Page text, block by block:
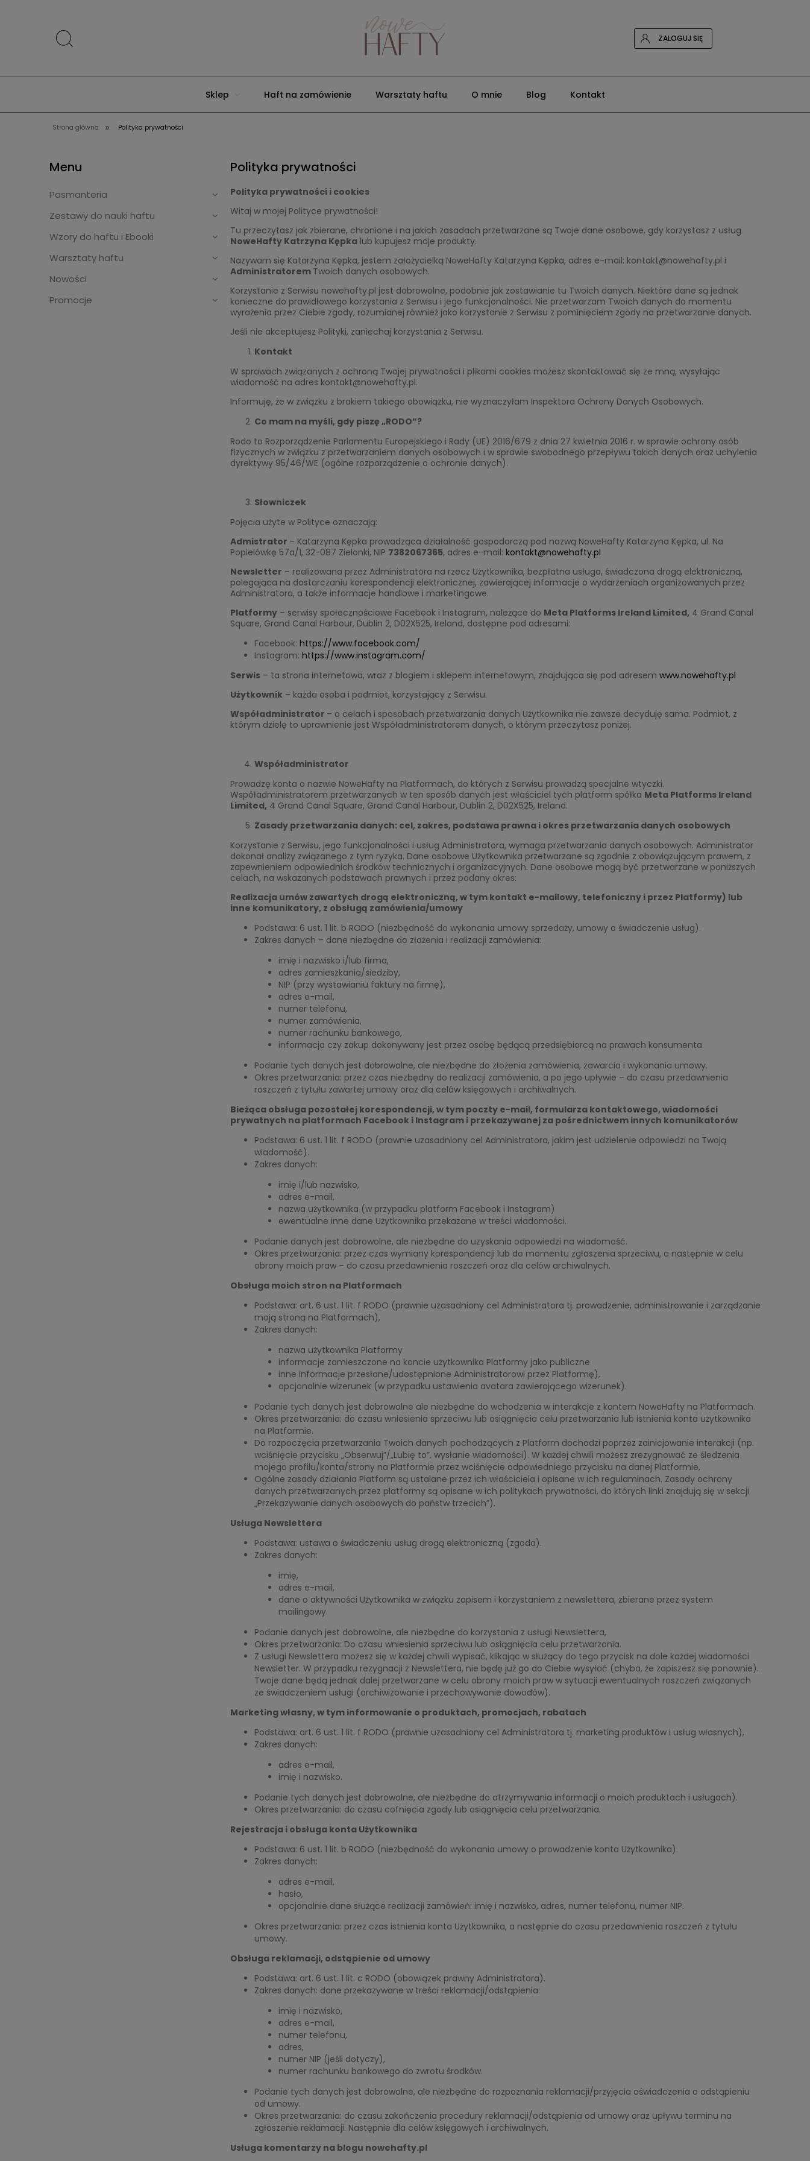
ZALOGUJ SIĘ
Sklep Haft na zamówienie Warsztaty haftu O mnie Blog Kontakt
Strona główna » Polityka prywatności
Menu
Pasmanteria
Zestawy do nauki haftu
Wzory do haftu i Ebooki
Warsztaty haftu
Nowości
Promocje
Polityka prywatności
Polityka prywatności i cookies
Witaj w mojej Polityce prywatności!
Tu przeczytasz jak zbierane, chronione i na jakich zasadach przetwarzane są Twoje dane osobowe, gdy korzystasz z usług
NoweHafty Katrzyna Kępka lub kupujesz moje produkty.
Nazywam się Katarzyna Kępka, jestem założycielką NoweHafty Katarzyna Kępka, adres e-mail: kontakt@nowehafty.pl i
Administratorem Twoich danych osobowych.
Korzystanie z Serwisu nowehafty.pl jest dobrowolne, podobnie jak zostawianie tu Twoich danych. Niektóre dane są jednak
konieczne do prawidłowego korzystania z Serwisu i jego funkcjonalności. Nie przetwarzam Twoich danych do momentu
wyrażenia przez Ciebie zgody, rozumianej również jako korzystanie z Serwisu z pominięciem zgody na przetwarzanie danych.
Jeśli nie akceptujesz Polityki, zaniechaj korzystania z Serwisu.
Kontakt
W sprawach związanych z ochroną Twojej prywatności i plikami cookies możesz skontaktować się ze mną, wysyłając
wiadomość na adres kontakt@nowehafty.pl.
Informuję, że w związku z brakiem takiego obowiązku, nie wyznaczyłam Inspektora Ochrony Danych Osobowych.
Co mam na myśli, gdy piszę „RODO”?
Rodo to Rozporządzenie Parlamentu Europejskiego i Rady (UE) 2016/679 z dnia 27 kwietnia 2016 r. w sprawie ochrony osób
fizycznych w związku z przetwarzaniem danych osobowych i w sprawie swobodnego przepływu takich danych oraz uchylenia
dyrektywy 95/46/WE (ogólne rozporządzenie o ochronie danych).
Słowniczek
Pojęcia użyte w Polityce oznaczają:
Admistrator – Katarzyna Kępka prowadząca działalność gospodarczą pod nazwą NoweHafty Katarzyna Kępka, ul. Na
Popielówkę 57a/1, 32-087 Zielonki, NIP 7382067365, adres e-mail: kontakt@nowehafty.pl
Newsletter – realizowana przez Administratora na rzecz Użytkownika, bezpłatna usługa, świadczona drogą elektroniczną,
polegająca na dostarczaniu korespondencji elektronicznej, zawierającej informacje o wydarzeniach organizowanych przez
Administratora, a także informacje handlowe i marketingowe.
Platformy – serwisy społecznościowe Facebook i Instagram, należące do Meta Platforms Ireland Limited, 4 Grand Canal
Square, Grand Canal Harbour, Dublin 2, D02X525, Ireland, dostępne pod adresami:
Facebook: https://www.facebook.com/
Instagram: https://www.instagram.com/
Serwis – ta strona internetowa, wraz z blogiem i sklepem internetowym, znajdująca się pod adresem www.nowehafty.pl
Użytkownik – każda osoba i podmiot, korzystający z Serwisu.
Współadministrator – o celach i sposobach przetwarzania danych Użytkownika nie zawsze decyduję sama. Podmiot, z
którym dzielę to uprawnienie jest Współadministratorem danych, o którym przeczytasz poniżej.
Współadministrator
Prowadzę konta o nazwie NoweHafty na Platformach, do których z Serwisu prowadzą specjalne wtyczki.
Współadministratorem przetwarzanych w ten sposób danych jest właściciel tych platform spółka Meta Platforms Ireland
Limited, 4 Grand Canal Square, Grand Canal Harbour, Dublin 2, D02X525, Ireland.
Zasady przetwarzania danych: cel, zakres, podstawa prawna i okres przetwarzania danych osobowych
Korzystanie z Serwisu, jego funkcjonalności i usług Administratora, wymaga przetwarzania danych osobowych. Administrator
dokonał analizy związanego z tym ryzyka. Dane osobowe Użytkownika przetwarzane są zgodnie z obowiązującym prawem, z
zapewnieniem odpowiednich środków technicznych i organizacyjnych. Dane osobowe mogą być przetwarzane w poniższych
celach, na wskazanych podstawach prawnych i przez podany okres:
Realizacja umów zawartych drogą elektroniczną, w tym kontakt e-mailowy, telefoniczny i przez Platformy) lub
inne komunikatory, z obsługą zamówienia/umowy
Podstawa: 6 ust. 1 lit. b RODO (niezbędność do wykonania umowy sprzedaży, umowy o świadczenie usług).
Zakres danych – dane niezbędne do złożenia i realizacji zamówienia:
imię i nazwisko i/lub firma,
adres zamieszkania/siedziby,
NIP (przy wystawianiu faktury na firmę),
adres e-mail,
numer telefonu,
numer zamówienia,
numer rachunku bankowego,
informacja czy zakup dokonywany jest przez osobę będącą przedsiębiorcą na prawach konsumenta.
Podanie tych danych jest dobrowolne, ale niezbędne do złożenia zamówienia, zawarcia i wykonania umowy.
Okres przetwarzania: przez czas niezbędny do realizacji zamówienia, a po jego upływie – do czasu przedawnienia
roszczeń z tytułu zawartej umowy oraz dla celów księgowych i archiwalnych.
Bieżąca obsługa pozostałej korespondencji, w tym poczty e-mail, formularza kontaktowego, wiadomości
prywatnych na platformach Facebook i Instagram i przekazywanej za pośrednictwem innych komunikatorów
Podstawa: 6 ust. 1 lit. f RODO (prawnie uzasadniony cel Administratora, jakim jest udzielenie odpowiedzi na Twoją
wiadomość).
Zakres danych:
imię i/lub nazwisko,
adres e-mail,
nazwa użytkownika (w przypadku platform Facebook i Instagram)
ewentualne inne dane Użytkownika przekazane w treści wiadomości.
Podanie danych jest dobrowolne, ale niezbędne do uzyskania odpowiedzi na wiadomość.
Okres przetwarzania: przez czas wymiany korespondencji lub do momentu zgłoszenia sprzeciwu, a następnie w celu
obrony moich praw – do czasu przedawnienia roszczeń oraz dla celów archiwalnych.
Obsługa moich stron na Platformach
Podstawa: art. 6 ust. 1 lit. f RODO (prawnie uzasadniony cel Administratora tj. prowadzenie, administrowanie i zarządzanie
moją stroną na Platformach),
Zakres danych:
nazwa użytkownika Platformy
informacje zamieszczone na koncie użytkownika Platformy jako publiczne
inne informacje przesłane/udostępnione Administratorowi przez Platformę),
opcjonalnie wizerunek (w przypadku ustawienia avatara zawierającego wizerunek).
Podanie tych danych jest dobrowolne ale niezbędne do wchodzenia w interakcje z kontem NoweHafty na Platformach.
Okres przetwarzania: do czasu wniesienia sprzeciwu lub osiągnięcia celu przetwarzania lub istnienia konta użytkownika
na Platformie.
Do rozpoczęcia przetwarzania Twoich danych pochodzących z Platform dochodzi poprzez zainicjowanie interakcji (np.
wciśnięcie przycisku „Obserwuj”/„Lubię to”, wysłanie wiadomości). W każdej chwili możesz zrezygnować ze śledzenia
mojego profilu/konta/strony na Platformie przez wciśnięcie odpowiedniego przycisku na danej Platformie,
Ogólne zasady działania Platform są ustalane przez ich właściciela i opisane w ich regulaminach. Zasady ochrony
danych przetwarzanych przez platformy są opisane w ich politykach prywatności, do których linki znajdują się w sekcji
„Przekazywanie danych osobowych do państw trzecich”).
Usługa Newslettera
Podstawa: ustawa o świadczeniu usług drogą elektroniczną (zgoda).
Zakres danych:
imię,
adres e-mail,
dane o aktywności Użytkownika w związku zapisem i korzystaniem z newslettera, zbierane przez system
mailingowy.
Podanie danych jest dobrowolne, ale niezbędne do korzystania z usługi Newslettera,
Okres przetwarzania: Do czasu wniesienia sprzeciwu lub osiągnięcia celu przetwarzania.
Z usługi Newslettera możesz się w każdej chwili wypisać, klikając w służący do tego przycisk na dole każdej wiadomości
Newsletter. W przypadku rezygnacji z Newslettera, nie będę już go do Ciebie wysyłać (chyba, że zapiszesz się ponownie).
Twoje dane będą jednak dalej przetwarzane w celu obrony moich praw w sytuacji ewentualnych roszczeń związanych
ze świadczeniem usługi (archiwizowanie i przechowywanie dowodów).
Marketing własny, w tym informowanie o produktach, promocjach, rabatach
Podstawa: art. 6 ust. 1 lit. f RODO (prawnie uzasadniony cel Administratora tj. marketing produktów i usług własnych),
Zakres danych:
adres e-mail,
imię i nazwisko.
Podanie tych danych jest dobrowolne, ale niezbędne do otrzymywania informacji o moich produktach i usługach).
Okres przetwarzania: do czasu cofnięcia zgody lub osiągnięcia celu przetwarzania.
Rejestracja i obsługa konta Użytkownika
Podstawa: 6 ust. 1 lit. b RODO (niezbędność do wykonania umowy o prowadzenie konta Użytkownika).
Zakres danych:
adres e-mail,
hasło,
opcjonalnie dane służące realizacji zamówień: imię i nazwisko, adres, numer telefonu, numer NIP.
Okres przetwarzania: przez czas istnienia konta Użytkownika, a następnie do czasu przedawnienia roszczeń z tytułu
umowy.
Obsługa reklamacji, odstąpienie od umowy
Podstawa: art. 6 ust. 1 lit. c RODO (obowiązek prawny Administratora).
Zakres danych: dane przekazywane w treści reklamacji/odstąpienia:
imię i nazwisko,
adres e-mail,
numer telefonu,
adres,
numer NIP (jeśli dotyczy),
numer rachunku bankowego do zwrotu środków.
Podanie tych danych jest dobrowolne, ale niezbędne do rozpoznania reklamacji/przyjęcia oświadczenia o odstąpieniu
od umowy.
Okres przetwarzania: do czasu zakończenia procedury reklamacji/odstąpienia od umowy oraz upływu terminu na
zgłoszenie reklamacji. Następnie dla celów księgowych i archiwalnych.
Usługa komentarzy na blogu nowehafty.pl